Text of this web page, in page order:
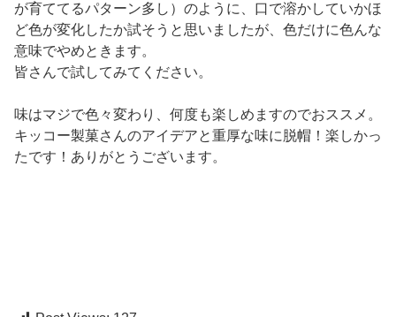
が育ててるパターン多し）のように、口で溶かしていかほ
ど色が変化したか試そうと思いましたが、色だけに色んな
意味でやめときます。
皆さんで試してみてください。
味はマジで色々変わり、何度も楽しめますのでおススメ。
キッコー製菓さんのアイデアと重厚な味に脱帽！楽しかっ
たです！ありがとうございます。